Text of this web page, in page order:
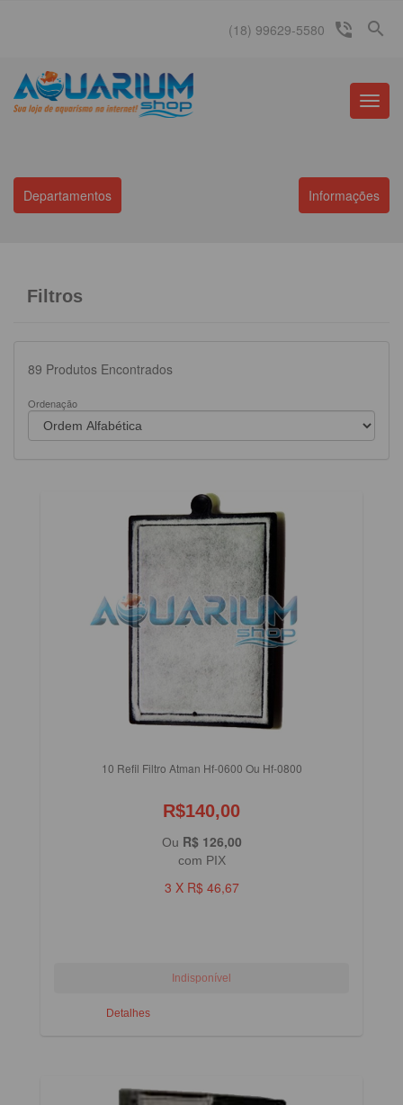
search
(18) 99629-5580 phone_in_talk
Menu
Departamentos Informações
Filtros
89 Produtos Encontrados
Ordenação
10 Refil Filtro Atman Hf-0600 Ou Hf-0800
R$140,00
Ou R$ 126,00
com PIX
3 X R$ 46,67
Detalhes